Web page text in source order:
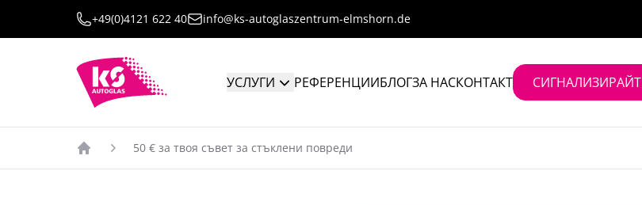
+49(0)4121 622 40 info@ks-autoglaszentrum-elmshorn.de
УСЛУГИ РЕФЕРЕНЦИИБЛОГЗА НАСКОНТАКТ
50 € за твоя съвет за стъклени повреди